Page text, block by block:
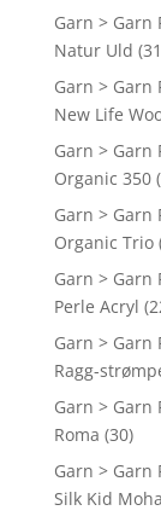
Garn >
Natur Uld
Garn >
New Life
Garn >
Organic 350
Garn >
Organic Trio
Garn >
Perle Acryl
Garn >
Ragg-
Garn >
Roma (30)
Garn >
Silk Kid